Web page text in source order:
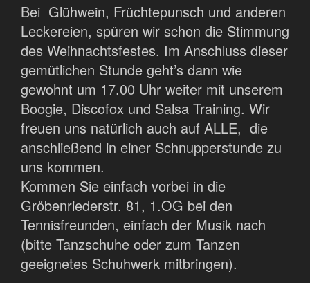
Bei Glühwein, Früchtepunsch und anderen
Leckereien, spüren wir schon die Stimmung
des Weihnachtsfestes. Im Anschluss dieser
gemütlichen Stunde geht’s dann wie
gewohnt um 17.00 Uhr weiter mit unserem
Boogie, Discofox und Salsa Training. Wir
freuen uns natürlich auch auf ALLE, die
anschließend in einer Schnupperstunde zu
uns kommen.
Kommen Sie einfach vorbei in die
Gröbenriederstr. 81, 1.OG bei den
Tennisfreunden, einfach der Musik nach
(bitte Tanzschuhe oder zum Tanzen
geeignetes Schuhwerk mitbringen).